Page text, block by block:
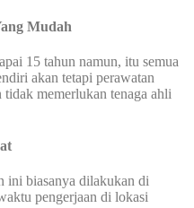
Mudah
15 tahun namun, itu semua
akan tetapi perawatan
memerlukan tenaga ahli
ini biasanya dilakukan di
pengerjaan di lokasi